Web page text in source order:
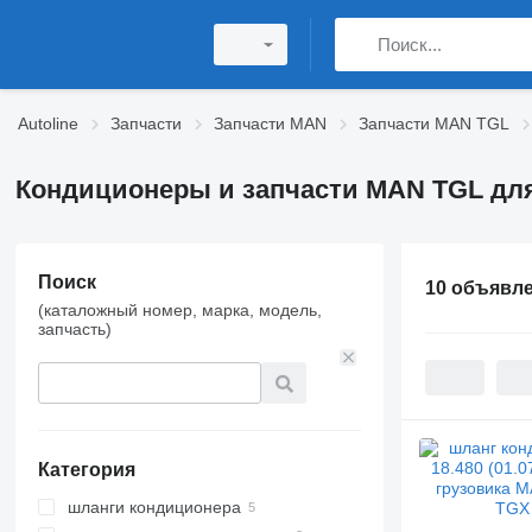
Autoline Запчасти Запчасти MAN Запчасти MAN TGL
Кондиционеры и запчасти MAN TGL
Поиск
(каталожный номер, марка, модель,
запчасть)
Категория
шланги кондиционера
10